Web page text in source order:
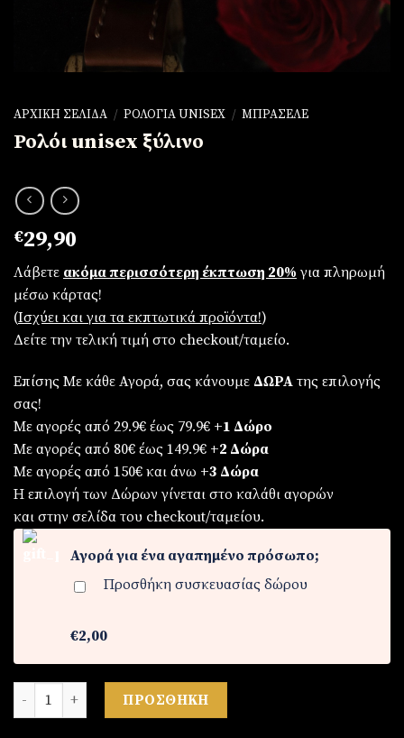
ΑΡΧΙΚΉ ΣΕΛΊΔΑ / ΡΟΛΌΓΙΑ UNISEX / ΜΠΡΑΣΕΛΈ
Ρολόι unisex ξύλινο
€29,90
Λάβετε ακόμα περισσότερη έκπτωση 20% για πληρωμή
μέσω κάρτας!
(Iσχύει και για τα εκπτωτικά προϊόντα!)
Δείτε την τελική τιμή στο checkout/ταμείο.
Επίσης Με κάθε Αγορά, σας κάνουμε ΔΩΡΑ της επιλογής
σας!
Με αγορές από 29.9€ έως 79.9€ +1 Δώρο
Με αγορές από 80€ έως 149.9€ +2 Δώρα
Με αγορές από 150€ και άνω +3 Δώρα
Η επιλογή των Δώρων γίνεται στο καλάθι αγορών
και στην σελίδα του checkout/ταμείου.
Αγορά για ένα αγαπημένο πρόσωπο;
Προσθήκη συσκευασίας δώρου
€2,00
Ρολόι unisex ξύλινο ποσότητα
ΠΡΟΣΘΉΚΗ